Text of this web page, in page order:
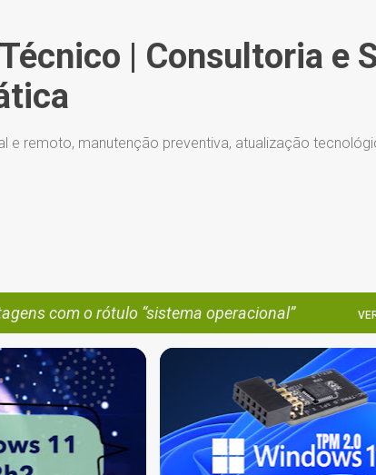
| Consultoria e
e remoto, manutenção preventiva, atualização
com o rótulo sistema operacional
+1 ATUALIZAÇÕES AUTOMÁTICAS